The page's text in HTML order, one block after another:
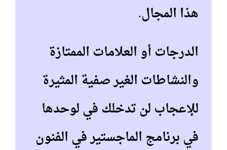
هذا المجال.
الدرجات أو العلامات الممتازة
والنشاطات الغير صفية المثيرة
للإعجاب لن تدخلك في لوحدها
في برنامج الماجستير في الفنون